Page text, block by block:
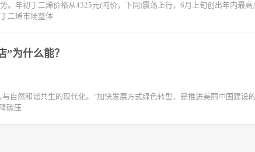
年初丁二烯价格从4325元(吨价，下同)震荡上行，6月上旬创出年内最高
二烯市场整体
为什么能？
自然和谐共生的现代化。”加快发展方式绿色转型，是推进美丽中国建设
碳压